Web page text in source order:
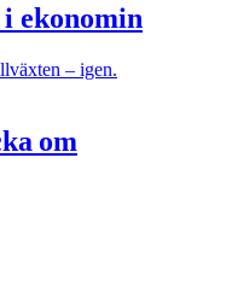
ekonomin
– igen.
om